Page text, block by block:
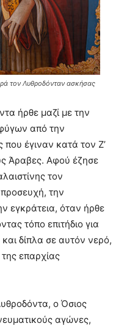
τον Λυθροδόνταν ασκήσας
ήρθε μαζί με την
από την
που έγιναν κατά τον Ζ’
Άραβες. Αφού έζησε
τον
την
εγκράτεια, όταν ήρθε
τόπο επιτήδιο για
δίπλα σε αυτόν νερό,
επαρχίας
ο Όσιος
αγώνες,